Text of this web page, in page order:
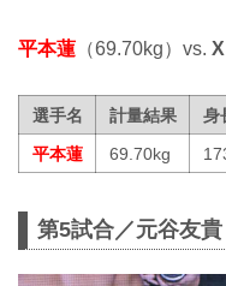
平本蓮 （69.70kg）vs. X
選手名 計量結果 身
平本蓮
69.70kg
第5試合／元谷友